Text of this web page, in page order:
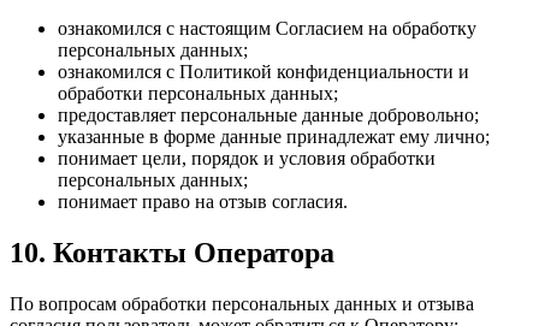
ознакомился с настоящим Согласием на обработку
персональных данных;
ознакомился с Политикой конфиденциальности и
обработки персональных данных;
предоставляет персональные данные добровольно;
указанные в форме данные принадлежат ему лично;
понимает цели, порядок и условия обработки
персональных данных;
понимает право на отзыв согласия.
10. Контакты Оператора
По вопросам обработки персональных данных и отзыва